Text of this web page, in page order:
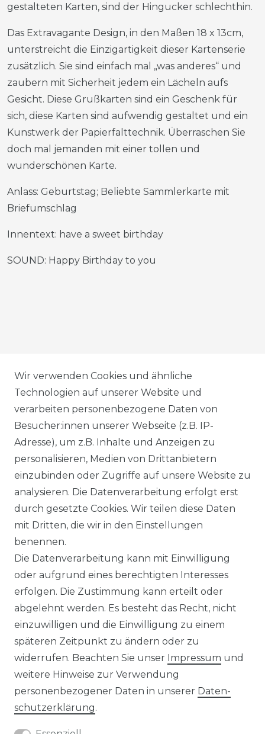
gestalteten Karten, sind der Hingucker schlechthin.
Das Extravagante Design, in den Maßen 18 x 13cm,
unterstreicht die Einzigartigkeit dieser Kartenserie
zusätzlich. Sie sind einfach mal „was anderes“ und
zaubern mit Sicherheit jedem ein Lächeln aufs
Gesicht. Diese Grußkarten sind ein Geschenk für
sich, diese Karten sind aufwendig gestaltet und ein
Kunstwerk der Papierfalttechnik. Überraschen Sie
doch mal jemanden mit einer tollen und
wunderschönen Karte.
Anlass: Geburtstag; Beliebte Sammlerkarte mit
Briefumschlag
Innentext: have a sweet birthday
SOUND: Happy Birthday to you
AGB
DATENSCHUTZERKLÄRUNG
WIDERRUFSRECHT
IMPRESSUM
KONTAKT
Unsere Zahlungsmöglichkeiten
Wir versenden mit
Wir verwenden Cookies und ähnliche
Technologien auf unserer Website und
verarbeiten personenbezogene Daten von
Besucher:innen unserer Webseite (z.B. IP-
Adresse), um z.B. Inhalte und Anzeigen zu
personalisieren, Medien von Drittanbietern
einzubinden oder Zugriffe auf unsere Website zu
analysieren. Die Datenverarbeitung erfolgt erst
durch gesetzte Cookies. Wir teilen diese Daten
mit Dritten, die wir in den Einstellungen
benennen.
Die Datenverarbeitung kann mit Einwilligung
oder aufgrund eines berechtigten Interesses
erfolgen. Die Zustimmung kann erteilt oder
abgelehnt werden. Es besteht das Recht, nicht
einzuwilligen und die Einwilligung zu einem
späteren Zeitpunkt zu ändern oder zu
widerrufen. Beachten Sie unser Impressum und
weitere Hinweise zur Verwendung
personenbezogener Daten in unserer Daten­
schutz­erklärung.